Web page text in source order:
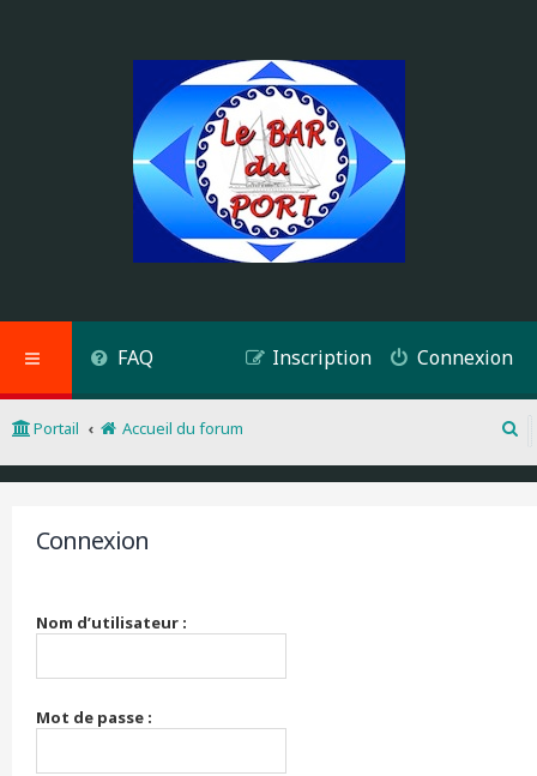
FAQ Connexion
Inscription
Portail
Accueil du forum
e
Connexion
Nom d’utilisateur :
Mot de passe :